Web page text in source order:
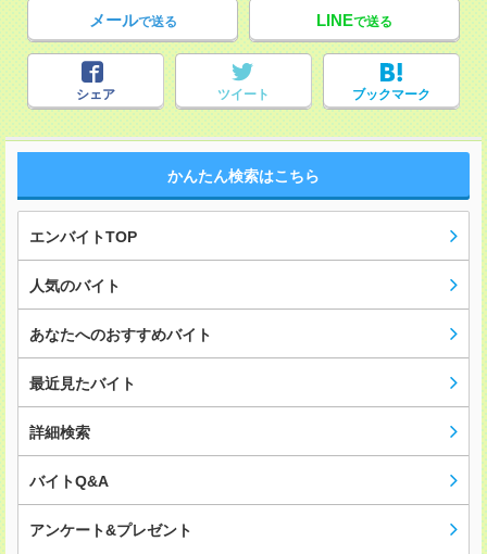
メールで送る LINEで送る
シェア ツイート ブックマーク
かんたん検索はこちら
エンバイトTOP
人気のバイト
あなたへのおすすめバイト
最近見たバイト
詳細検索
バイトQ&A
アンケート&プレゼント